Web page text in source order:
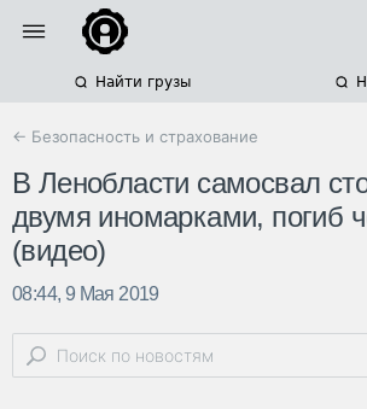
Найти грузы
← Безопасность и страхование
В Ленобласти самосвал
двумя иномарками, погиб
(видео)
08:44, 9 Мая 2019